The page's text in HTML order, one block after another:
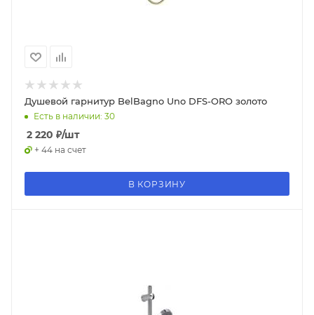
Душевой гарнитур BelBagno Uno DFS-ORO золото
Есть в наличии: 30
2 220 ₽/шт
+ 44 на счет
В КОРЗИНУ